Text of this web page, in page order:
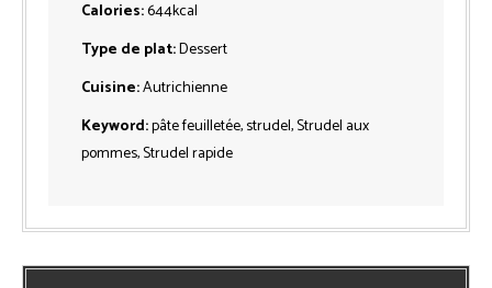
Calories:644kcal
Type de plat:Dessert
Cuisine:Autrichienne
Keyword:pâte feuilletée, strudel, Strudel aux
pommes, Strudel rapide